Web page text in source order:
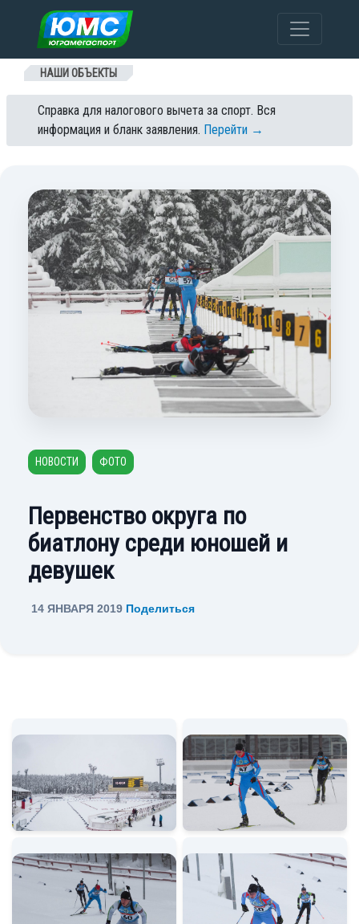
Перейти к содержанию
НАШИ ОБЪЕКТЫ
Справка для налогового вычета за спорт. Вся
информация и бланк заявления. Перейти →
НОВОСТИ ФОТО
Первенство округа по
биатлону среди юношей и
девушек
14 ЯНВАРЯ 2019 Поделиться